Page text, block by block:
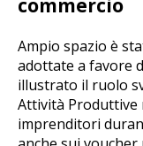
Ampio spazio è
adottate a favore
illustrato il ruolo
Attività Produttive
imprenditori